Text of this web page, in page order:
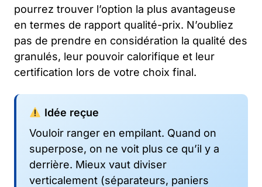
pourrez trouver l’option la plus avantageuse
en termes de rapport qualité-prix. N’oubliez
pas de prendre en considération la qualité des
granulés, leur pouvoir calorifique et leur
certification lors de votre choix final.
Idée reçue
Vouloir ranger en empilant. Quand on
superpose, on ne voit plus ce qu’il y a
derrière. Mieux vaut diviser
verticalement (séparateurs, paniers